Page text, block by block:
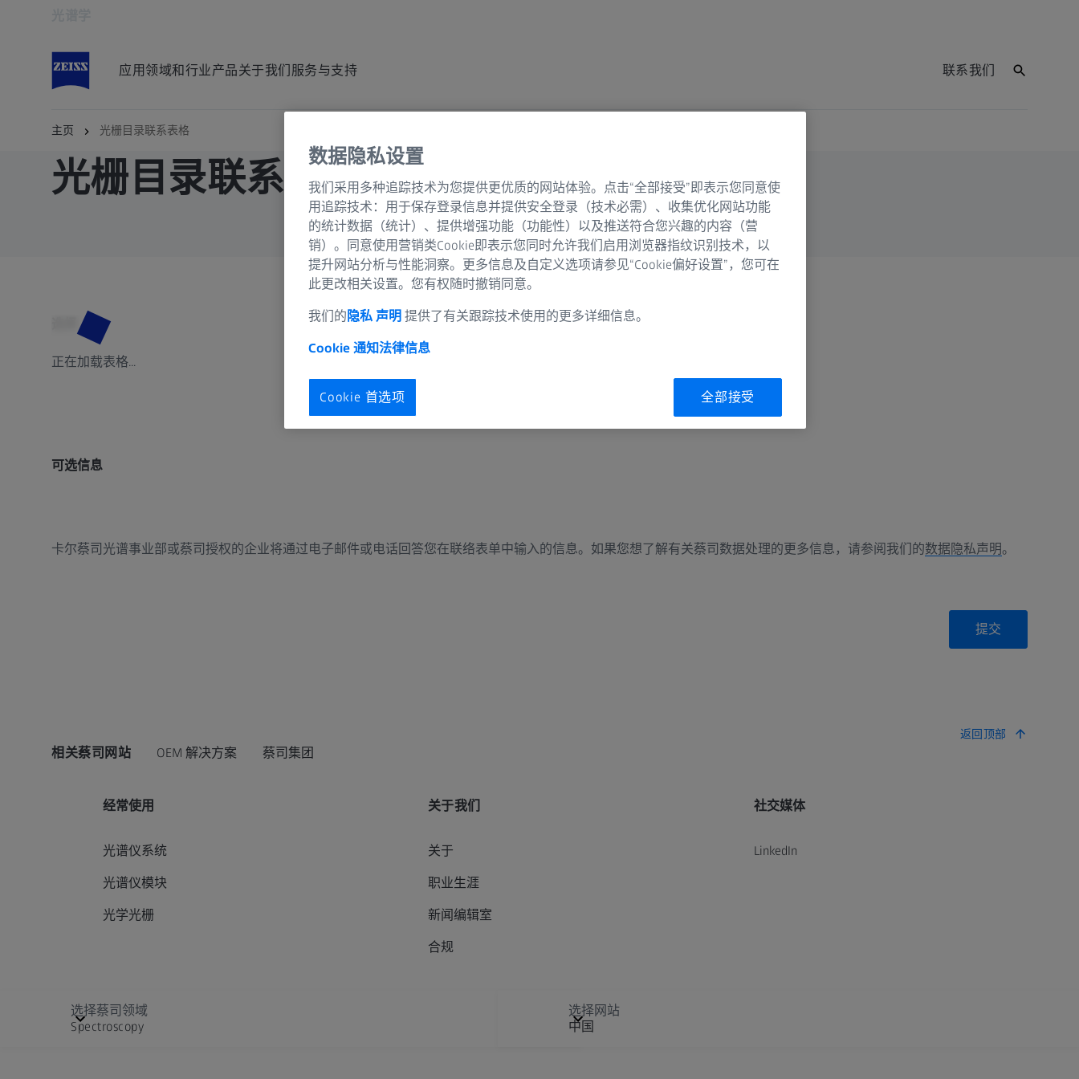
应用领域和行业产品关于我们 服务与支持 联系我们
主页 光栅目录联系表格
光栅目录联系表格
正在加载表格...
可选信息
卡尔蔡司光谱事业部或蔡司授权的企业将通过电子邮件或电话回答您在联络表单中输入的信息。如果您想了解有关蔡司数据处理的更多信息，请参阅我们的数据隐私声明。
提交
返回顶部
相关蔡司网站 OEM 解决方案 蔡司集团
经常使用
光谱仪系统
光谱仪模块
光学光栅
关于我们
关于
职业生涯
新闻编辑室
合规
社交媒体
LinkedIn
选择蔡司领域
Spectroscopy
选择网站
中国
数据隐私设置
我们采用多种追踪技术为您提供更优质的网站体验。点击“全部接受”即表示您同意使
用追踪技术：用于保存登录信息并提供安全登录（技术必需）、收集优化网站功能
的统计数据（统计）、提供增强功能（功能性）以及推送符合您兴趣的内容（营
销）。同意使用营销类Cookie即表示您同时允许我们启用浏览器指纹识别技术，以
提升网站分析与性能洞察。更多信息及自定义选项请参见“Cookie偏好设置”，您可在
此更改相关设置。您有权随时撤销同意。
我们的 隐私 声明 提供了有关跟踪技术使用的更多详细信息。
Cookie 通知法律信息
Cookie 首选项 全部接受